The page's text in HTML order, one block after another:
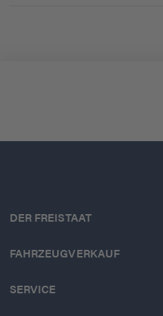
DER FREISTAAT
FAHRZEUGVERKAUF
SERVICE